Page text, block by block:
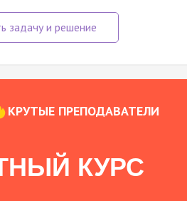
КРУТЫЕ ПРЕПОДАВАТЕЛИ
КУРС